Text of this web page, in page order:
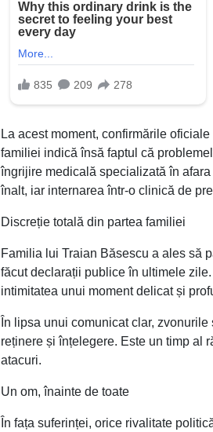
La acest moment, confirmările
familiei indică însă faptul că
îngrijire medicală specializată în
înalt, iar internarea într-o clinică de
Discreție totală din partea familiei
Familia lui Traian Băsescu a ales să
făcut declarații publice în ultimele
intimitatea unui moment delicat și
În lipsa unui comunicat clar,
reținere și înțelegere. Este un timp al
atacuri.
Un om, înainte de toate
În fața suferinței, orice rivalitate